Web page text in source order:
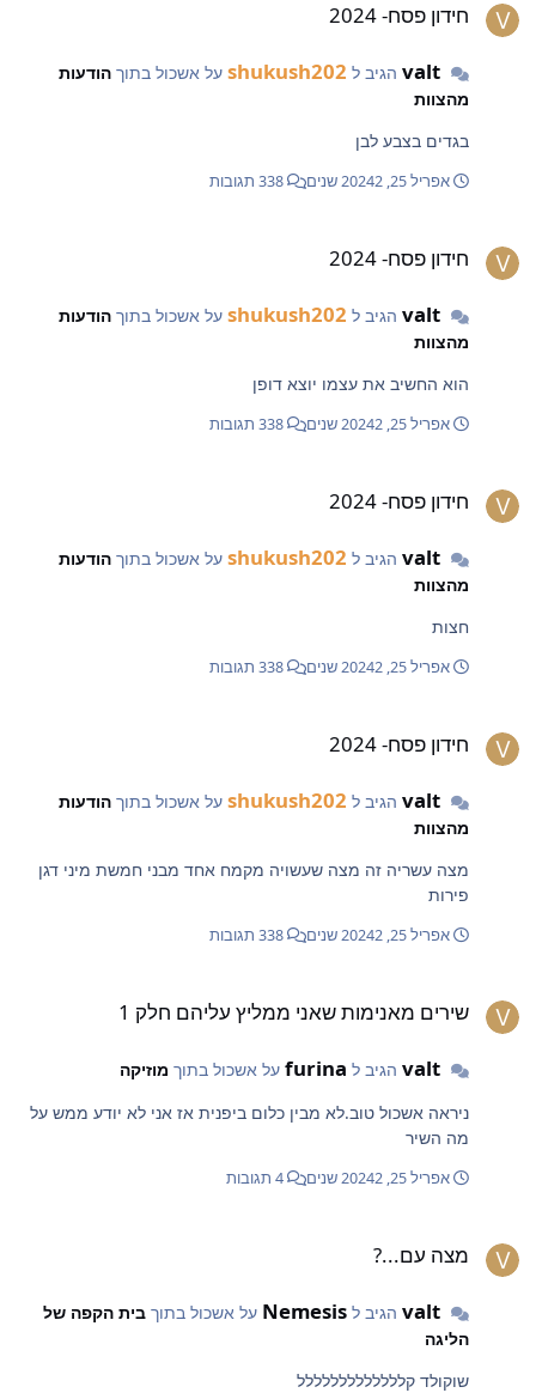
חידון פסח- 2024
valtהגיב ל shukush202על אשכול בתוך הודעות
מהצוות
בגדים בצבע לבן
אפריל 25, 2024 2 שנים
חידון פסח- 2024
valtהגיב ל shukush202על אשכול בתוך הודעות
מהצוות
הוא החשיב את עצמו יוצא דופן
אפריל 25, 2024 2 שנים
חידון פסח- 2024
valtהגיב ל shukush202על אשכול בתוך הודעות
מהצוות
חצות
אפריל 25, 2024 2 שנים
חידון פסח- 2024
valtהגיב ל shukush202על אשכול בתוך הודעות
מהצוות
מצה עשריה זה מצה שעשויה מקמח אחד מבני חמשת מיני דגן
פירות
אפריל 25, 2024 2 שנים
שירים מאנימות שאני ממליץ עליהם חלק 1
valtהגיב ל furinaעל אשכול בתוך מוזיקה
ניראה אשכול טוב.לא מבין כלום ביפנית אז אני לא יודע ממש על
מה השיר
אפריל 25, 2024 2 שנים
מצה עם...?
valtהגיב ל Nemesis על אשכול בתוך בית הקפה של
הליגה
שוקולד קללללללללללללל